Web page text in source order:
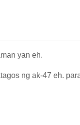
yan eh.
ng ak-47 eh.